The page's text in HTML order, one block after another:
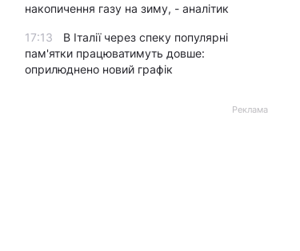
накопичення газу на зиму, - аналітик
17:13
В Італії через спеку популярні
пам'ятки працюватимуть довше:
оприлюднено новий графік
Реклама